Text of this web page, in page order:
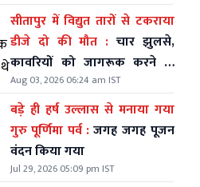
सीतापुर में विद्युत तारों से टकराया
डीजे दो की मौत : चार झुलसे,
कावरियों को जागरूक करने के
लिए निकले थे
Aug 03, 2026 06:24 am IST
बड़े ही हर्ष उल्लास से मनाया गया
गुरु पूर्णिमा पर्व :जगह जगह पूजन
वंदन किया गया
Jul 29, 2026 05:09 pm IST